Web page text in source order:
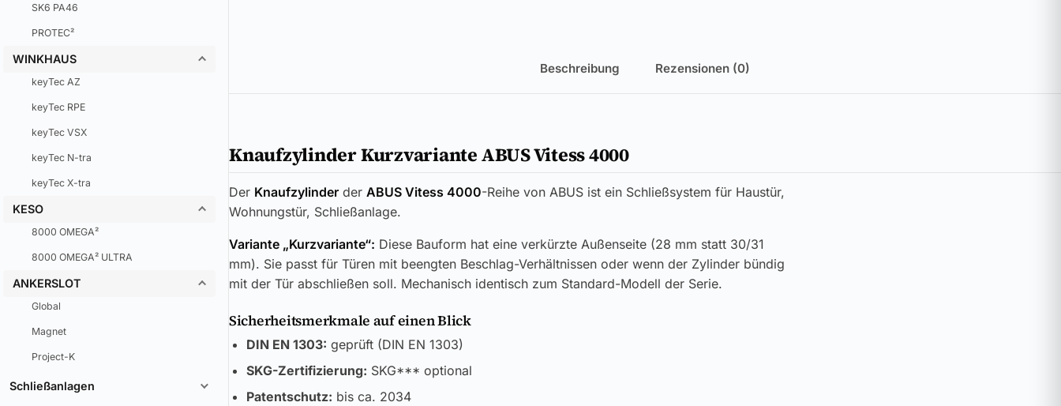
SK6 PA46
PROTEC²
WINKHAUS
keyTec AZ
keyTec RPE
keyTec VSX
keyTec N-tra
keyTec X-tra
KESO
8000 OMEGA²
8000 OMEGA² ULTRA
ANKERSLOT
Global
Magnet
Project-K
Schließanlagen
Beschreibung Rezensionen (0)
Knaufzylinder Kurzvariante ABUS Vitess 4000
Der Knaufzylinder der ABUS Vitess 4000-Reihe von ABUS ist ein Schließsystem für Haustür,
Wohnungstür, Schließanlage.
Variante „Kurzvariante“: Diese Bauform hat eine verkürzte Außenseite (28 mm statt 30/31
mm). Sie passt für Türen mit beengten Beschlag-Verhältnissen oder wenn der Zylinder bündig
mit der Tür abschließen soll. Mechanisch identisch zum Standard-Modell der Serie.
Sicherheitsmerkmale auf einen Blick
DIN EN 1303: geprüft (DIN EN 1303)
SKG-Zertifizierung: SKG*** optional
Patentschutz: bis ca. 2034